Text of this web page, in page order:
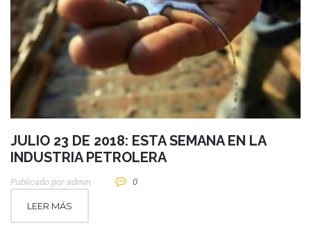
JULIO 23 DE 2018: ESTA SEMANA EN LA
INDUSTRIA PETROLERA
Publicado por Admin 0
LEER MÁS